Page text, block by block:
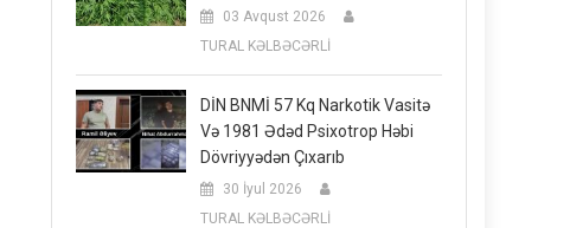
03 Avqust 2026
TURAL KƏLBƏCƏRLİ
DİN BNMİ 57 Kq Narkotik Vasitə
Və 1981 Ədəd Psixotrop Həbi
Dövriyyədən Çıxarıb
30 İyul 2026
TURAL KƏLBƏCƏRLİ